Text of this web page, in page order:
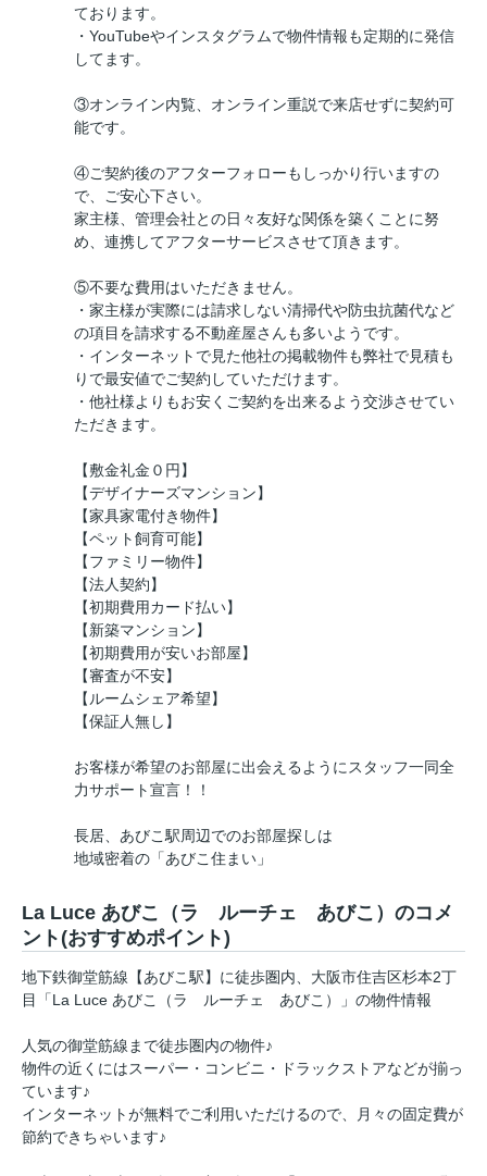
ております。
・YouTubeやインスタグラムで物件情報も定期的に発信
してます。
③オンライン内覧、オンライン重説で来店せずに契約可
能です。
④ご契約後のアフターフォローもしっかり行いますの
で、ご安心下さい。
家主様、管理会社との日々友好な関係を築くことに努
め、連携してアフターサービスさせて頂きます。
⑤不要な費用はいただきません。
・家主様が実際には請求しない清掃代や防虫抗菌代など
の項目を請求する不動産屋さんも多いようです。
・インターネットで見た他社の掲載物件も弊社で見積も
りで最安値でご契約していただけます。
・他社様よりもお安くご契約を出来るよう交渉させてい
ただきます。
【敷金礼金０円】
【デザイナーズマンション】
【家具家電付き物件】
【ペット飼育可能】
【ファミリー物件】
【法人契約】
【初期費用カード払い】
【新築マンション】
【初期費用が安いお部屋】
【審査が不安】
【ルームシェア希望】
【保証人無し】
お客様が希望のお部屋に出会えるようにスタッフ一同全
力サポート宣言！！
長居、あびこ駅周辺でのお部屋探しは
地域密着の「あびこ住まい」
La Luce あびこ（ラ ルーチェ あびこ）のコメ
ント(おすすめポイント)
地下鉄御堂筋線【あびこ駅】に徒歩圏内、大阪市住吉区杉本2丁
目「La Luce あびこ（ラ ルーチェ あびこ）」の物件情報
人気の御堂筋線まで徒歩圏内の物件♪
物件の近くにはスーパー・コンビニ・ドラックストアなどが揃っ
ています♪
インターネットが無料でご利用いただけるので、月々の固定費が
節約できちゃいます♪